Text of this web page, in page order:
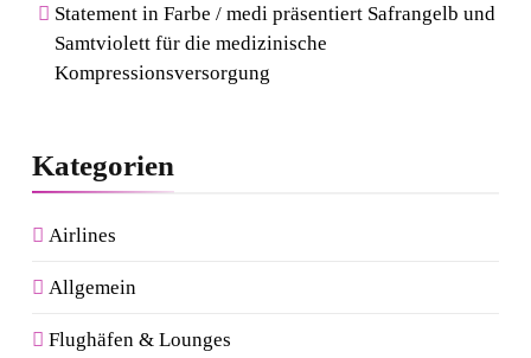
Statement in Farbe / medi präsentiert Safrangelb und
Samtviolett für die medizinische
Kompressionsversorgung
Kategorien
Airlines
Allgemein
Flughäfen & Lounges